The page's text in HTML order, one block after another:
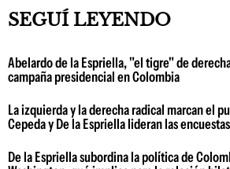
SEGUÍ LEYENDO
Abelardo de la Espriella, "el tigre" de
campaña presidencial en Colombia
La izquierda y la derecha radical marcan el
Cepeda y De la Espriella lideran las encuestas
De la Espriella subordina la política de